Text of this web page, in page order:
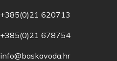
+385(0)21 620713
+385(0)21 678754
info@baskavoda.hr